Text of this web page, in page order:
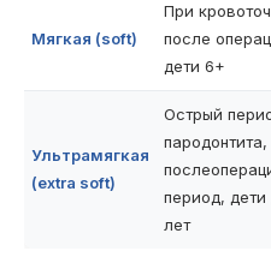
Мягкая (soft)
При
после
дети 6+
Ультрамягкая
(extra soft)
Острый
пародонтита,
период, дети
лет